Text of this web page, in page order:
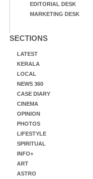
EDITORIAL DESK
MARKETING DESK
SECTIONS
LATEST
KERALA
LOCAL
NEWS 360
CASE DIARY
CINEMA
OPINION
PHOTOS
LIFESTYLE
SPIRITUAL
INFO+
ART
ASTRO